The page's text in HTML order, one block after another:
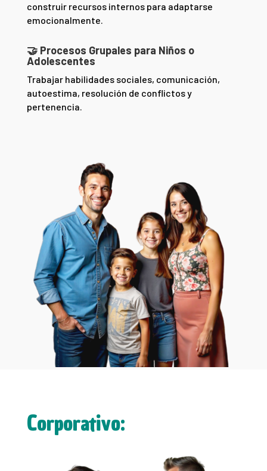
construir recursos internos para adaptarse
emocionalmente.
🤝 Procesos Grupales para Niños o
Adolescentes
Trabajar habilidades sociales, comunicación,
autoestima, resolución de conflictos y
pertenencia.
Corporativo: